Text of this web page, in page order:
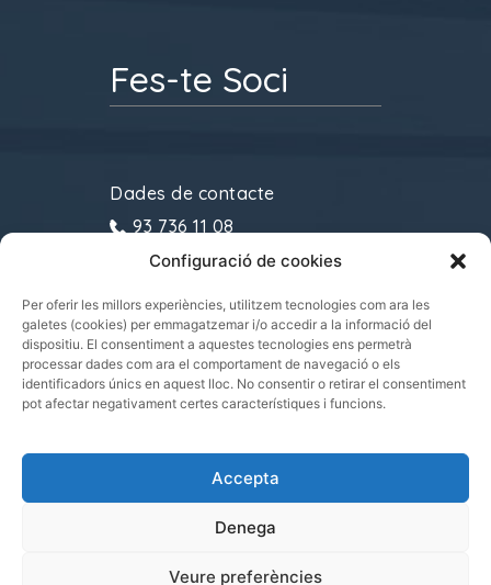
Configuració de cookies
Per oferir les millors experiències, utilitzem tecnologies com ara les
galetes (cookies) per emmagatzemar i/o accedir a la informació del
dispositiu. El consentiment a aquestes tecnologies ens permetrà
processar dades com ara el comportament de navegació o els
identificadors únics en aquest lloc. No consentir o retirar el consentiment
pot afectar negativament certes característiques i funcions.
Accepta
Denega
Veure preferències
Fes-te Soci
Dades de contacte
93 736 11 08
gremitransports@cecot.org
C/ Sant Pau, 6. 08221
Terrassa
Gremi de Transports i Logística de Catalunya
2021.
Tots els drets reservats
POLÍTICA DE PRIVADESA|POLÍTICA DE COOKIES